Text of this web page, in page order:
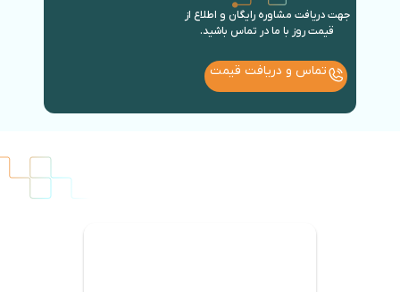
جهت دریافت مشاوره رایگان و اطلاع از
قیمت روز با ما در تماس باشید.
تماس و دریافت قیمت